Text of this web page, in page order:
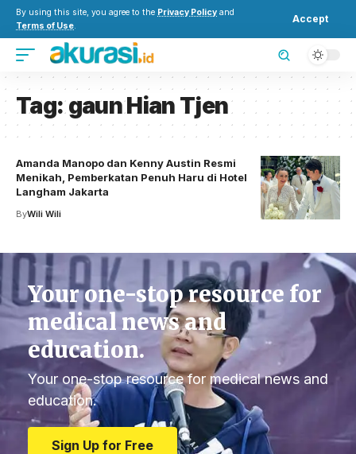
By using this site, you agree to the Privacy Policy and
Terms of Use.
Accept
Tag:gaun Hian Tjen
Amanda Manopo dan Kenny Austin Resmi
Menikah, Pemberkatan Penuh Haru di Hotel
Langham Jakarta
ByWili Wili
Your one-stop resource for
medical news and
education.
Your one-stop resource for medical news and
education.
Sign Up for Free